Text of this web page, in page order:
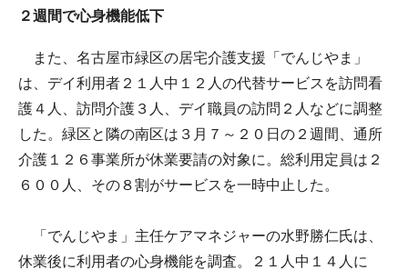
２週間で心身機能低下
また、名古屋市緑区の居宅介護支援「でんじやま」
は、デイ利用者２１人中１２人の代替サービスを訪問看
護４人、訪問介護３人、デイ職員の訪問２人などに調整
した。緑区と隣の南区は３月７～２０日の２週間、通所
介護１２６事業所が休業要請の対象に。総利用定員は２
６００人、その８割がサービスを一時中止した。
「でんじやま」主任ケアマネジャーの水野勝仁氏は、
休業後に利用者の心身機能を調査。２１人中１４人に